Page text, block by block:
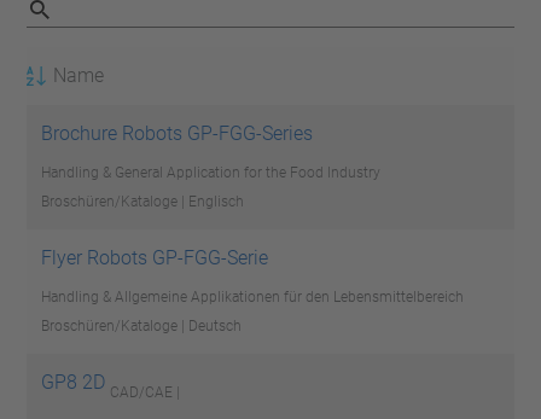
Name
Brochure Robots GP-FGG-Series
Handling & General Application for the Food Industry
Broschüren/Kataloge | Englisch
Flyer Robots GP-FGG-Serie
Handling & Allgemeine Applikationen für den Lebensmittelbereich
Broschüren/Kataloge | Deutsch
GP8 2D CAD/CAE |